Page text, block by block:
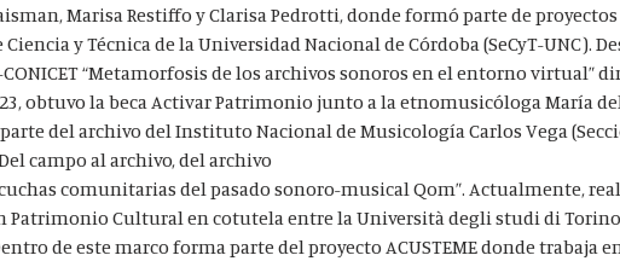
Marisa Restiffo y Clarisa Pedrotti, donde formó parte de
Ciencia y Técnica de la Universidad Nacional de Córdoba (SeCyT-UNC).
CONICET “Metamorfosis de los archivos sonoros en el entorno virtual”
obtuvo la beca Activar Patrimonio junto a la etnomusicóloga María
del archivo del Instituto Nacional de Musicología Carlos Vega
campo al archivo, del archivo
comunitarias del pasado sonoro-musical Qom”. Actualmente,
Patrimonio Cultural en cotutela entre la Università degli studi di
de este marco forma parte del proyecto ACUSTEME donde trabaja